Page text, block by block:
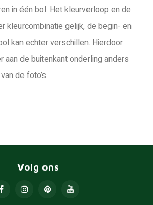
in één bol. Het kleurverloop en de
kleurcombinatie gelijk, de begin- en
kan echter verschillen. Hierdoor
aan de buitenkant onderling anders
de foto’s.
Volg ons